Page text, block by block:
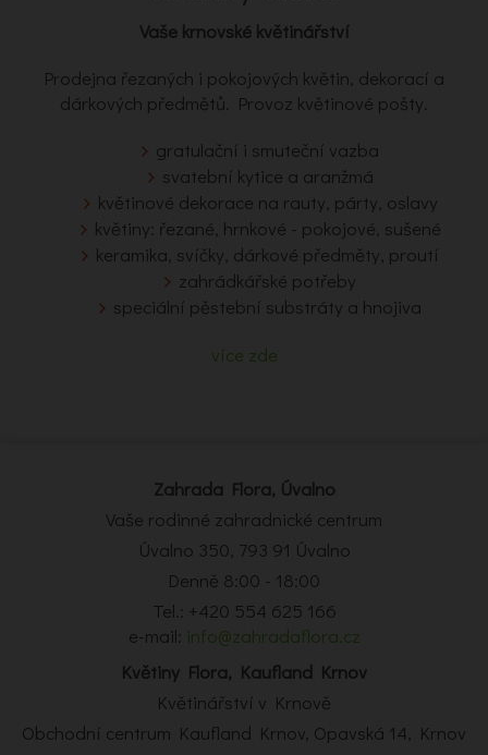
Vaše krnovské květinářství
Prodejna řezaných i pokojových květin, dekorací a
dárkových předmětů. Provoz květinové pošty.
gratulační i smuteční vazba
svatební kytice a aranžmá
květinové dekorace na rauty, párty, oslavy
květiny: řezané, hrnkové - pokojové, sušené
keramika, svíčky, dárkové předměty, proutí
zahrádkářské potřeby
speciální pěstební substráty a hnojiva
více zde
Zahrada Flora, Úvalno
Vaše rodinné zahradnické centrum
Úvalno 350, 793 91 Úvalno
Denně 8:00 - 18:00
Tel.: +420 554 625 166
e-mail: info@zahradaflora.cz
Květiny Flora, Kaufland Krnov
Květinářství v Krnově
Obchodní centrum Kaufland Krnov, Opavská 14, Krnov